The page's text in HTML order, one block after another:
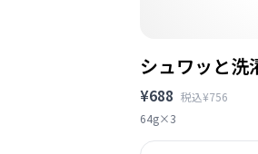
シュワッと洗
¥688 税込¥756
64g×3